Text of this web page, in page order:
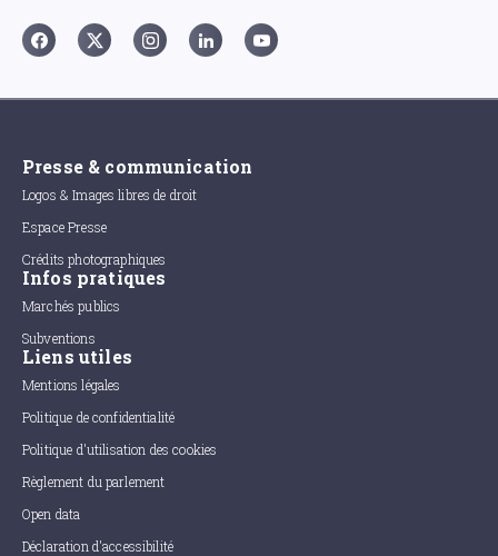
Presse & communication
Logos & Images libres de droit
Espace Presse
Crédits photographiques
Infos pratiques
Marchés publics
Subventions
Liens utiles
Mentions légales
Politique de confidentialité
Politique d'utilisation des cookies
Règlement du parlement
Open data
Déclaration d'accessibilité